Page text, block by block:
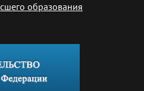
образования